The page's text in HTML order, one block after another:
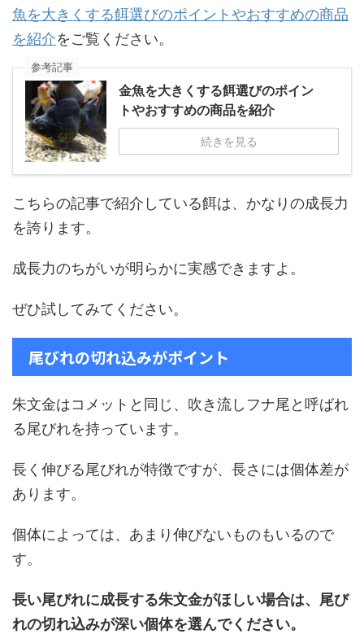
魚を大きくする餌選びのポイントやおすすめの商品
を紹介をご覧ください。
参考記事
金魚を大きくする餌選びのポイン
トやおすすめの商品を紹介
続きを見る
こちらの記事で紹介している餌は、かなりの成長力
を誇ります。
成長力のちがいが明らかに実感できますよ。
ぜひ試してみてください。
尾びれの切れ込みがポイント
朱文金はコメットと同じ、吹き流しフナ尾と呼ばれ
る尾びれを持っています。
長く伸びる尾びれが特徴ですが、長さには個体差が
あります。
個体によっては、あまり伸びないものもいるので
す。
長い尾びれに成長する朱文金がほしい場合は、尾び
れの切れ込みが深い個体を選んでください。